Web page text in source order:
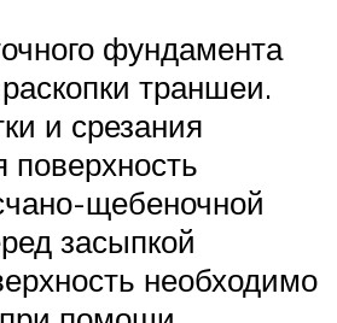
фундамента
траншеи.
и срезания
поверхность
щебеночной
засыпкой
необходимо